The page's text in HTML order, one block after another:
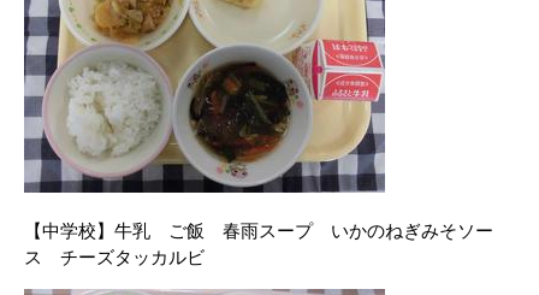
【中学校】牛乳 ご飯 春雨スープ いかのねぎみそソー
ス チーズタッカルビ